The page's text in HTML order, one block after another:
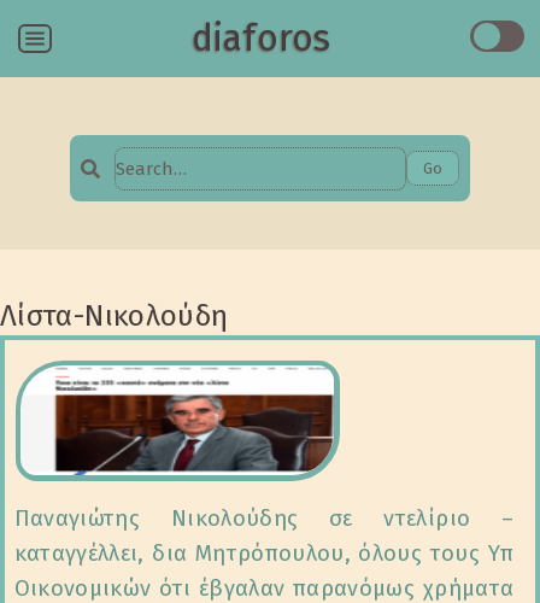
Menu diaforos
Search
Go
Λίστα-Νικολούδη
Παναγιώτης Νικολούδης σε ντελίριο –
καταγγέλλει, δια Μητρόπουλου, όλους τους Υπ
Οικονομικών ότι έβγαλαν παρανόμως χρήματα